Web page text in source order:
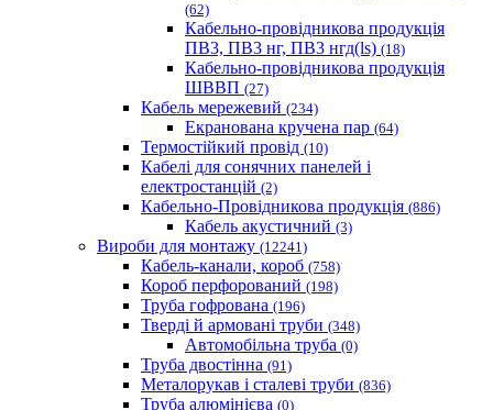
(62)
Кабельно-провідникова продукція
ПВ3, ПВ3 нг, ПВ3 нгд(ls) (18)
Кабельно-провідникова продукція
ШВВП (27)
Кабель мережевий (234)
Екранована кручена пар (64)
Термостійкий провід (10)
Кабелі для сонячних панелей і
електростанцій (2)
Кабельно-Провідникова продукція (886)
Кабель акустичний (3)
Вироби для монтажу (12241)
Кабель-канали, короб (758)
Короб перфорований (198)
Труба гофрована (196)
Тверді й армовані труби (348)
Автомобільна труба (0)
Труба двостінна (91)
Металорукав і сталеві труби (836)
Труба алюмінієва (0)